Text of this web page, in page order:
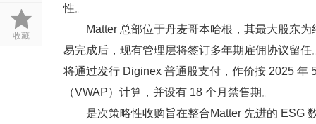
收藏
性。
Matter 总部位于丹麦哥本哈根，其最大股东
易完成后，现有管理层将签订多年期雇佣协议留
将通过发行 Diginex 普通股支付，作价按 2025 年
（VWAP）计算，并设有 18 个月禁售期。
是次策略性收购旨在整合Matter 先进的 ESG